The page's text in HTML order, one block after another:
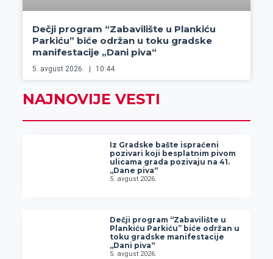
Dečji program “Zabavilište u Plankiću
Parkiću” biće održan u toku gradske
manifestacije „Dani piva“
5. avgust 2026. 10:44
NAJNOVIJE VESTI
Iz Gradske bašte ispraćeni
pozivari koji besplatnim pivom
ulicama grada pozivaju na 41.
„Dane piva“
5. avgust 2026.
Dečji program “Zabavilište u
Plankiću Parkiću” biće održan u
toku gradske manifestacije
„Dani piva“
5. avgust 2026.